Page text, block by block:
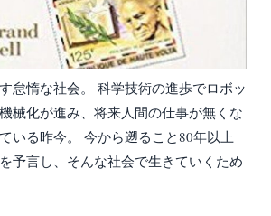
怠惰な社会。 科学技術の進歩でロボッ
械化が進み、将来人間の仕事が無くな
いる昨今。 今から遡ること80年以上
予言し、そんな社会で生きていくため